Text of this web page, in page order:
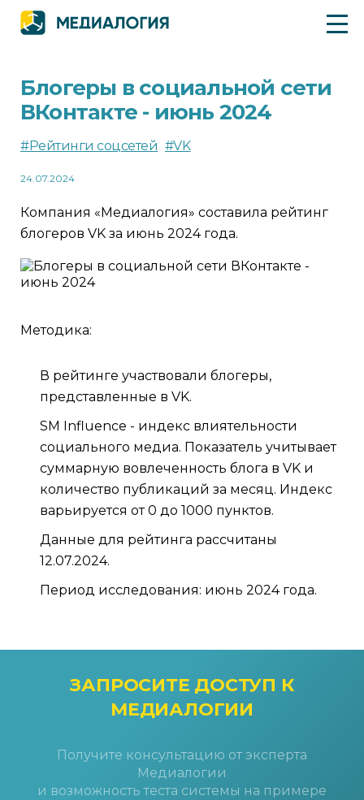
Блогеры в социальной сети
ВКонтакте - июнь 2024
#Рейтинги соцсетей #VK
24.07.2024
Компания «Медиалогия» составила рейтинг
блогеров VK за июнь 2024 года.
Методика:
В рейтинге участвовали блогеры,
представленные в VK.
SM Influence - индекс влиятельности
социального медиа. Показатель учитывает
суммарную вовлеченность блога в VK и
количество публикаций за месяц. Индекс
варьируется от 0 до 1000 пунктов.
Данные для рейтинга рассчитаны
12.07.2024.
Период исследования: июнь 2024 года.
ЗАПРОСИТЕ ДОСТУП К
МЕДИАЛОГИИ
Получите консультацию от эксперта
Медиалогии
и возможность теста системы на примере